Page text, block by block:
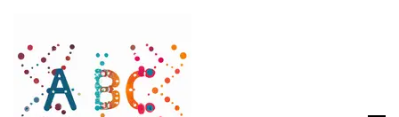
contenu
(Pressez
Entrée)